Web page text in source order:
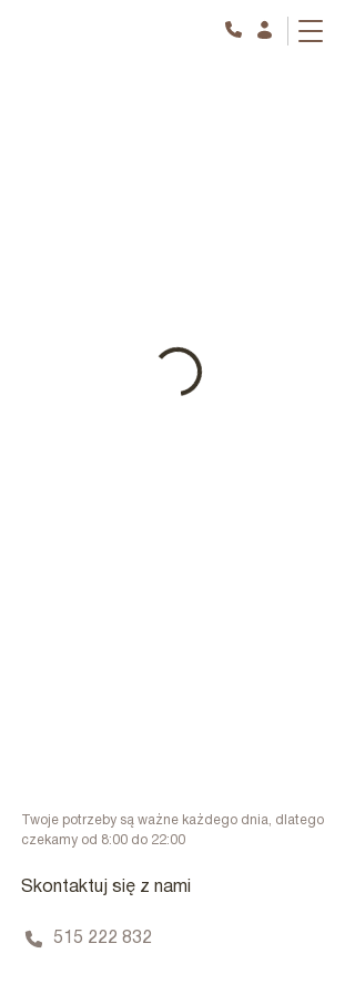
Twoje potrzeby są ważne każdego dnia, dlatego
czekamy od 8:00 do 22:00
Skontaktuj się z nami
515 222 832